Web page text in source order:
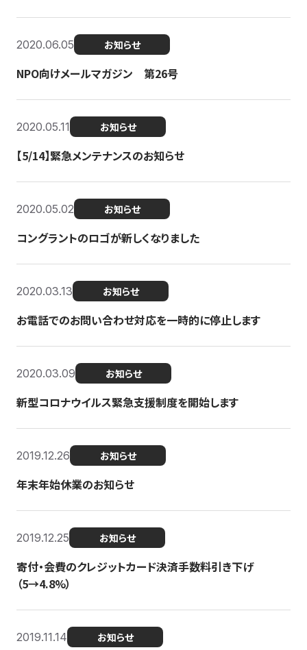
2020.06.05 お知らせ
NPO向けメールマガジン 第26号
2020.05.11 お知らせ
【5/14】緊急メンテナンスのお知らせ
2020.05.02 お知らせ
コングラントのロゴが新しくなりました
2020.03.13 お知らせ
お電話でのお問い合わせ対応を一時的に停止します
2020.03.09 お知らせ
新型コロナウイルス緊急支援制度を開始します
2019.12.26 お知らせ
年末年始休業のお知らせ
2019.12.25 お知らせ
寄付・会費のクレジットカード決済手数料引き下げ
（5→4.8%）
2019.11.14 お知らせ